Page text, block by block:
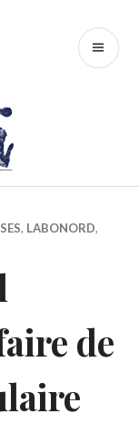
, LABONORD,
de